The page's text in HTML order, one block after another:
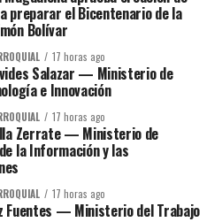
preparar el Bicentenario de la
Bolívar
17 horas ago
Salazar — Ministerio de
e Innovación
17 horas ago
Zerrate — Ministerio de
la Información y las
17 horas ago
Fuentes — Ministerio del Trabajo